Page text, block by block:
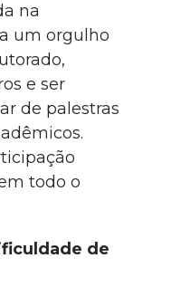
na
um orgulho
e ser
de palestras
todo o
de